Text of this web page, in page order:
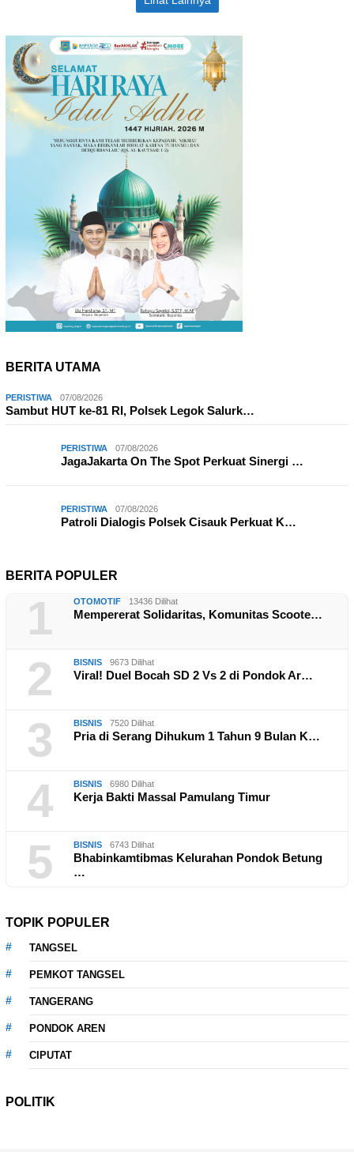
BERITA UTAMA
PERISTIWA 07/08/2026
Sambut HUT ke-81 RI, Polsek Legok Salurk…
PERISTIWA 07/08/2026
JagaJakarta On The Spot Perkuat Sinergi …
PERISTIWA 07/08/2026
Patroli Dialogis Polsek Cisauk Perkuat K…
BERITA POPULER
1 OTOMOTIF 13436 Dilihat
Mempererat Solidaritas, Komunitas Scoote…
2 BISNIS 9673 Dilihat
Viral! Duel Bocah SD 2 Vs 2 di Pondok Ar…
3 BISNIS 7520 Dilihat
Pria di Serang Dihukum 1 Tahun 9 Bulan K…
4 BISNIS 6980 Dilihat
Kerja Bakti Massal Pamulang Timur
5 BISNIS 6743 Dilihat
Bhabinkamtibmas Kelurahan Pondok Betung
…
TOPIK POPULER
TANGSEL
PEMKOT TANGSEL
TANGERANG
PONDOK AREN
CIPUTAT
POLITIK